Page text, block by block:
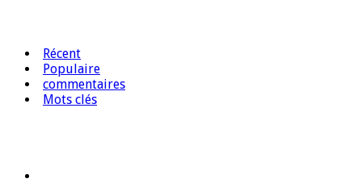
Récent
Populaire
commentaires
Mots clés